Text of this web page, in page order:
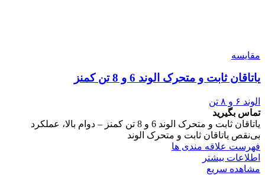
مقایسه
یاتاقان ثابت و متحرک الوند 6 و 8 تن کمنز
الوند ۶ و ۸ تن
تماس بگیرید
یاتاقان ثابت و متحرک الوند 6 و 8 تن کمنز – دوام بالا، عملکرد
بی‌نقص یاتاقان ثابت و متحرک الوند
فهرست علاقه مندی ها
اطلاعات بیشتر
مشاهده سریع